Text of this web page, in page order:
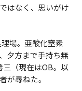
はなく、思いがけ
場。亜酸化窒素
夕方まで手持ち無
三（現在はOB。以
が尋ねた。